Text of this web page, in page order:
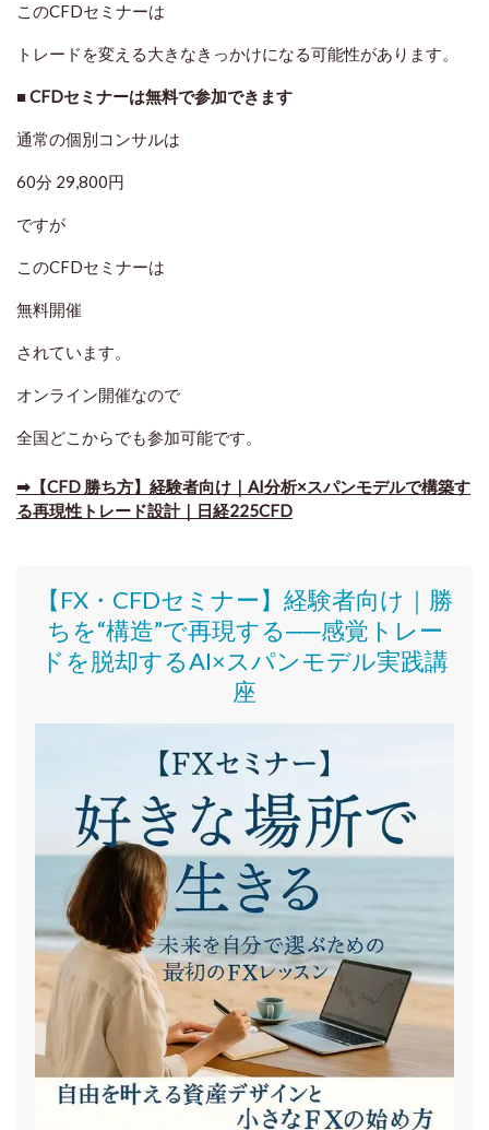
このCFDセミナーは
トレードを変える大きなきっかけになる可能性があります。
■ CFDセミナーは無料で参加できます
通常の個別コンサルは
60分 29,800円
ですが
このCFDセミナーは
無料開催
されています。
オンライン開催なので
全国どこからでも参加可能です。
➡【CFD 勝ち方】経験者向け｜AI分析×スパンモデルで構築す
る再現性トレード設計｜日経225CFD
【FX・CFDセミナー】 経験者向け｜ 勝
ちを“構造”で再現する──感覚トレー
ドを脱却するAI×スパンモデル実践講
座